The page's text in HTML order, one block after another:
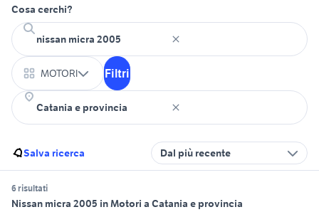
Cosa cerchi?
MOTORI Filtri
Salva ricerca Dal più recente
6 risultati
Nissan micra 2005 in Motori a Catania e provincia